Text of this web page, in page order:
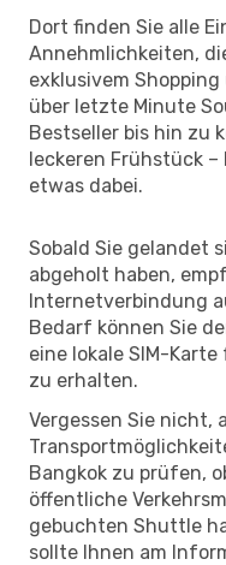
Dort finden Sie alle
Annehmlichkeiten,
exklusivem
über letzte Minute
Bestseller bis hin zu
leckeren Frühstück
etwas dabei.
Sobald Sie gelandet
abgeholt haben,
Internetverbindung
Bedarf können Sie
eine lokale SIM-
zu erhalten.
Vergessen Sie nicht,
Bangkok zu prüfen,
öffentliche
gebuchten Shuttle
sollte Ihnen am